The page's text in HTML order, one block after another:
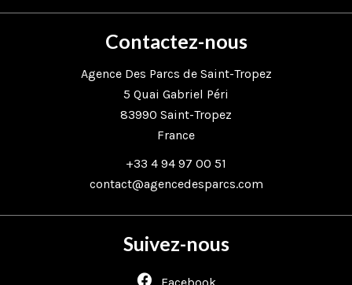
Contactez-nous
Agence Des Parcs de Saint-Tropez
5 Quai Gabriel Péri
83990 Saint-Tropez
France
+33 4 94 97 00 51
contact@agencedesparcs.com
Suivez-nous